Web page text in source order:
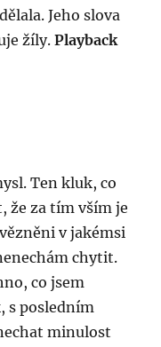
Jeho slova
žíly.Playback
Ten kluk, co
že za tím vším je
v jakémsi
chytit.
co jsem
s posledním
minulost